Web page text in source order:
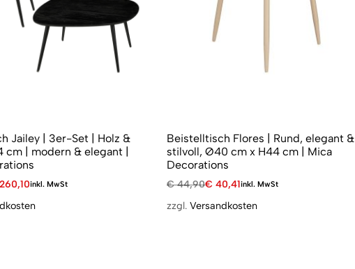
Jailey | 3er-Set | Holz &
cm | modern & elegant |
inkl. MwSt
Beistelltisch Flores | Rund, elegant &
stilvoll, Ø40 cm x H44 cm | Mica
Decorations
€44,90€ 40,41inkl. MwSt
zzgl. Versandkosten